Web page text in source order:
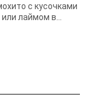
с кусочками
лаймом в